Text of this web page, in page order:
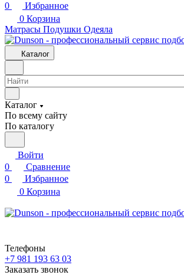
0
Избранное
0 Корзина
Матрасы Подушки Одеяла
Каталог
Каталог
По всему сайту
По каталогу
Войти
0
Сравнение
0
Избранное
0 Корзина
Телефоны
+7 981 193 63 03
Заказать звонок